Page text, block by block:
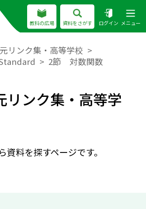
教科の広場 資料をさがす ログイン メニュー
リンク集・高等学校
2節 対数関数
リンク集・高等学
資料を探すページです。